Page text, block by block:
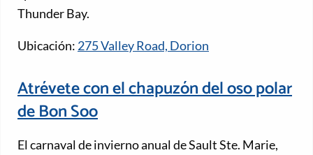
Thunder Bay.
Ubicación: 275 Valley Road, Dorion
Atrévete con el chapuzón del oso polar
de Bon Soo
El carnaval de invierno anual de Sault Ste. Marie,